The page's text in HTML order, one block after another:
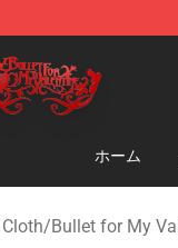
Bullet for My
ホーム
/Bullet for My